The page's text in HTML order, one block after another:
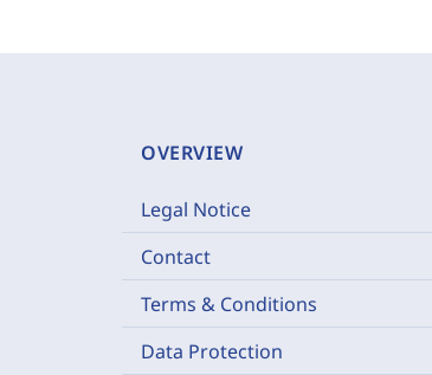
OVERVIEW
Legal Notice
Contact
Terms & Conditions
Data Protection